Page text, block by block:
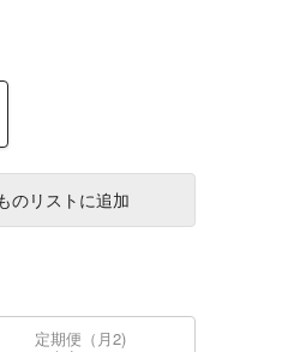
のリストに追加
定期便（月2)